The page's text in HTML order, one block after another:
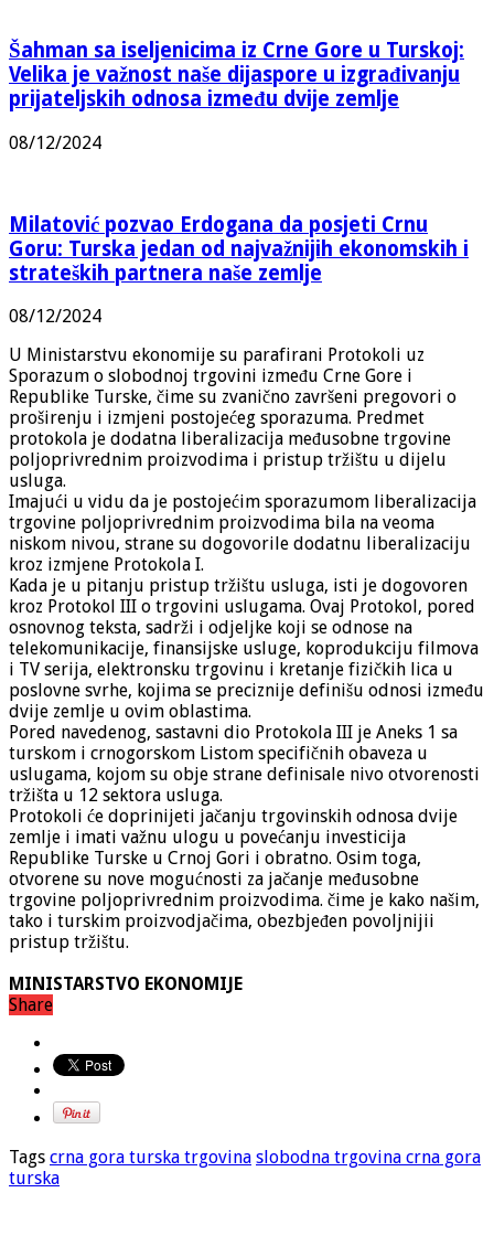
Šahman sa iseljenicima iz Crne Gore u Turskoj:
Velika je važnost naše dijaspore u izgrađivanju
prijateljskih odnosa između dvije zemlje
08/12/2024
Milatović pozvao Erdogana da posjeti Crnu
Goru: Turska jedan od najvažnijih ekonomskih i
strateških partnera naše zemlje
08/12/2024
U Ministarstvu ekonomije su parafirani Protokoli uz
Sporazum o slobodnoj trgovini između Crne Gore i
Republike Turske, čime su zvanično završeni pregovori o
proširenju i izmjeni postojećeg sporazuma. Predmet
protokola je dodatna liberalizacija međusobne trgovine
poljoprivrednim proizvodima i pristup tržištu u dijelu
usluga.
Imajući u vidu da je postojećim sporazumom liberalizacija
trgovine poljoprivrednim proizvodima bila na veoma
niskom nivou, strane su dogovorile dodatnu liberalizaciju
kroz izmjene Protokola I.
Kada je u pitanju pristup tržištu usluga, isti je dogovoren
kroz Protokol III o trgovini uslugama. Ovaj Protokol, pored
osnovnog teksta, sadrži i odjeljke koji se odnose na
telekomunikacije, finansijske usluge, koprodukciju filmova
i TV serija, elektronsku trgovinu i kretanje fizičkih lica u
poslovne svrhe, kojima se preciznije definišu odnosi između
dvije zemlje u ovim oblastima.
Pored navedenog, sastavni dio Protokola III je Aneks 1 sa
turskom i crnogorskom Listom specifičnih obaveza u
uslugama, kojom su obje strane definisale nivo otvorenosti
tržišta u 12 sektora usluga.
Protokoli će doprinijeti jačanju trgovinskih odnosa dvije
zemlje i imati važnu ulogu u povećanju investicija
Republike Turske u Crnoj Gori i obratno. Osim toga,
otvorene su nove mogućnosti za jačanje međusobne
trgovine poljoprivrednim proizvodima. čime je kako našim,
tako i turskim proizvodjačima, obezbjeđen povoljnijii
pristup tržištu.
MINISTARSTVO EKONOMIJE
Share
Tags crna gora turska trgovina slobodna trgovina crna gora
turska